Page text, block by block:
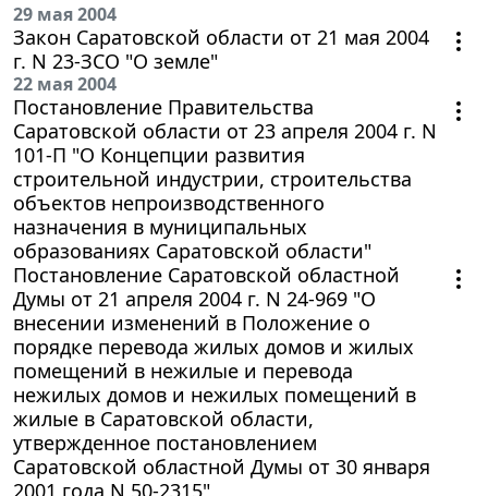
29 мая 2004
Закон Саратовской области от 21 мая 2004
г. N 23-ЗСО "О земле"
22 мая 2004
Постановление Правительства
Саратовской области от 23 апреля 2004 г. N
101-П "О Концепции развития
строительной индустрии, строительства
объектов непроизводственного
назначения в муниципальных
образованиях Саратовской области"
Постановление Саратовской областной
Думы от 21 апреля 2004 г. N 24-969 "О
внесении изменений в Положение о
порядке перевода жилых домов и жилых
помещений в нежилые и перевода
нежилых домов и нежилых помещений в
жилые в Саратовской области,
утвержденное постановлением
Саратовской областной Думы от 30 января
2001 года N 50-2315"